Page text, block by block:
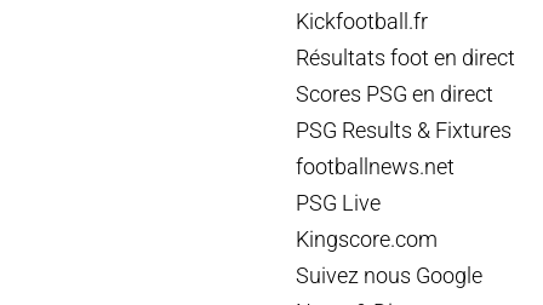
Kickfootball.fr
Résultats foot en direct
Scores PSG en direct
PSG Results & Fixtures
footballnews.net
PSG Live
Kingscore.com
Suivez nous Google